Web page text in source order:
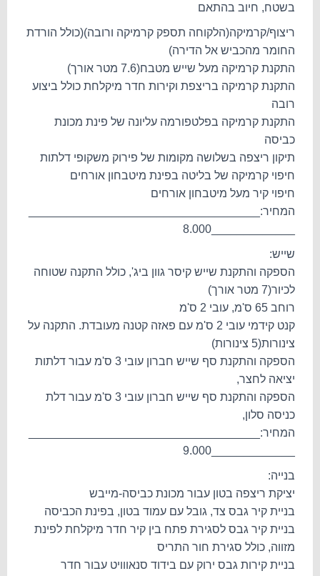
בשטח, חיוב בהתאם
ריצוף/קרמיקה(הלקוחה תספק קרמיקה ורובה)(כולל הורדת
החומר מהכביש אל הדירה)
התקנת קרמיקה מעל שייש מטבח(7.6 מטר אורך)
התקנת קרמיקה בריצפת וקירות חדר מיקלחת כולל ביצוע
רובה
התקנת קרמיקה בפלטפורמה עליונה של פינת מכונת
כביסה
תיקון ריצפה בשלושה מקומות של פירוק משקופי דלתות
חיפוי קרמיקה של בליטה בפינת מיטבחון אורחים
חיפוי קיר מעל מיטבחון אורחים
המחיר:____________________________________
שייש:
הספקה והתקנת שייש קיסר גוון ביג', כולל התקנה שטוחה
לכיור(7 מטר אורך)
רוחב 65 ס'מ, עובי 2 ס'מ
קנט קידמי עובי 2 ס'מ עם פאזה קטנה מעובדת. התקנה על
צינורות(5 צינורות)
הספקה והתקנת סף שייש חברון עובי 3 ס'מ עבור דלתות
יציאה לחצר,
הספקה והתקנת סף שייש חברון עובי 3 ס'מ עבור דלת
כניסה סלון,
המחיר:____________________________________
בנייה:
יציקת ריצפה בטון עבור מכונת כביסה-מייבש
בניית קיר גבס צד, גובל עם עמוד בטון, בפינת הכביסה
בניית קיר גבס לסגירת פתח בין קיר חדר מיקלחת לפינת
מזווה, כולל סגירת חור התריס
בניית קירות גבס ירוק עם בידוד סנאווויט עבור חדר